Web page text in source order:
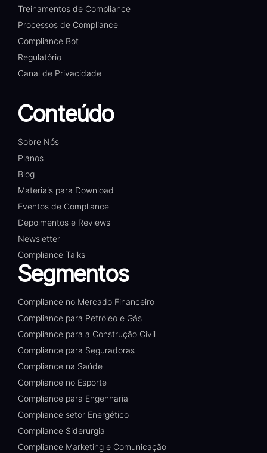
Treinamentos de Compliance
Processos de Compliance
Compliance Bot
Regulatório
Canal de Privacidade
Conteúdo
Sobre Nós
Planos
Blog
Materiais para Download
Eventos de Compliance
Depoimentos e Reviews
Newsletter
Compliance Talks
Segmentos
Compliance no Mercado Financeiro
Compliance para Petróleo e Gás
Compliance para a Construção Civil
Compliance para Seguradoras
Compliance na Saúde
Compliance no Esporte
Compliance para Engenharia
Compliance setor Energético
Compliance Siderurgia
Compliance Marketing e Comunicação